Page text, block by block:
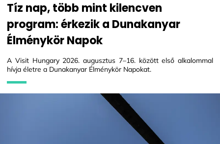
Tíz nap, több mint kilencven
program: érkezik a Dunakanyar
Élménykör Napok
A Visit Hungary 2026. augusztus 7–16. között első alkalommal
hívja életre a Dunakanyar Élménykör Napokat.